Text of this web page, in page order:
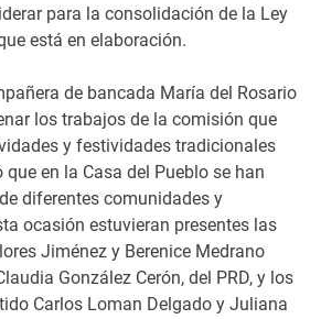
para la consolidación de la Ley
está en elaboración.
de bancada María del Rosario
los trabajos de la comisión que
y festividades tradicionales
en la Casa del Pueblo se han
diferentes comunidades y
ocasión estuvieran presentes las
Jiménez y Berenice Medrano
González Cerón, del PRD, y los
Carlos Loman Delgado y Juliana